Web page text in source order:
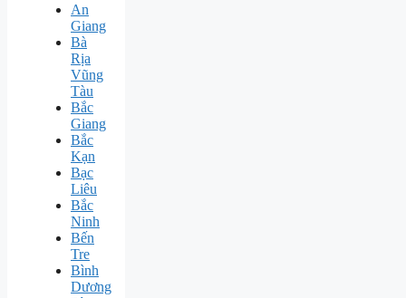
An
Giang
Bà
Rịa
Vũng
Tàu
Bắc
Giang
Bắc
Kạn
Bạc
Liêu
Bắc
Ninh
Bến
Tre
Bình
Dương